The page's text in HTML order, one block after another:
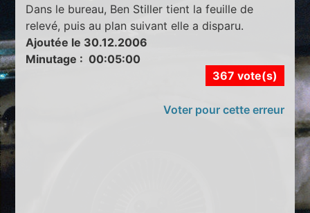
Dans le bureau, Ben Stiller tient la feuille de
relevé, puis au plan suivant elle a disparu.
Ajoutée le 30.12.2006
Minutage : 00:05:00
367 vote(s)
Voter pour cette erreur